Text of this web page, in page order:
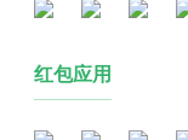
红包应用